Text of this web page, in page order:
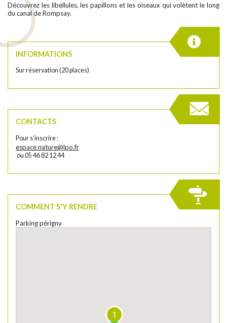
Découvrez les libellules, les papillons et les oiseaux qui volètent le long
du canal de Rompsay.
INFORMATIONS
Sur réservation (20 places)
CONTACTS
Pour s’inscrire :
espace.nature@lpo.fr
ou 05 46 82 12 44
COMMENT S'Y RENDRE
Parking périgny
1